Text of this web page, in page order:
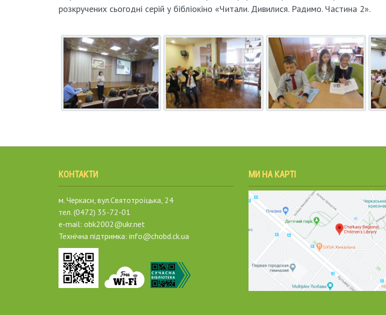
розкручених сьогодні серій у бібліокіно «Читали. Дивилися. Радимо. Частина 2».
КОНТАКТИ
м. Черкаси, вул.Святотроїцька, 24
тел. (0472) 35-72-01
e-mail: obk2002@ukr.net
Технічна підтримка: info@chobd.ck.ua
МИ НА КАРТІ